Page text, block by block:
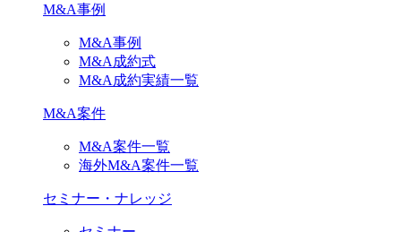
M&A事例
M&A事例
M&A成約式
M&A成約実績一覧
M&A案件
M&A案件一覧
海外M&A案件一覧
セミナー・ナレッジ